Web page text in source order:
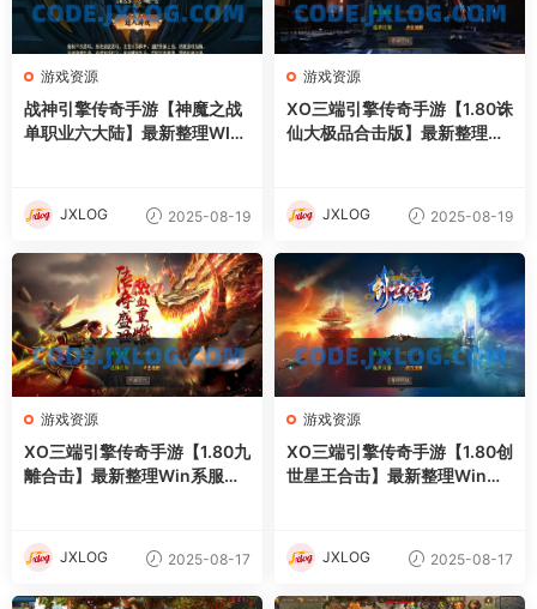
游戏资源
战神引擎传奇手游【神魔之战
单职业六大陆】最新整理WIN
JXLOG 2025-08-19
游戏资源
XO三端引擎传奇手游【1.80诛
仙大极品合击版】最新整理Wi
JXLOG 2025-08-19
游戏资源
XO三端引擎传奇手游【1.80九
離合击】最新整理Win系服务
JXLOG 2025-08-17
游戏资源
XO三端引擎传奇手游【1.80创
世星王合击】最新整理Win系
JXLOG 2025-08-17